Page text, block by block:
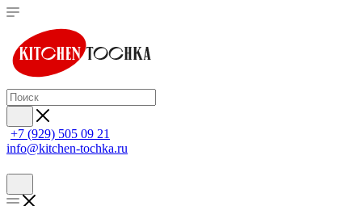
+7 (929) 505 09 21
info@kitchen-tochka.ru